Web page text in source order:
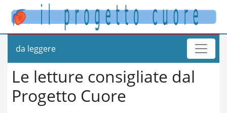
da leggere
Le letture consigliate dal
Progetto Cuore